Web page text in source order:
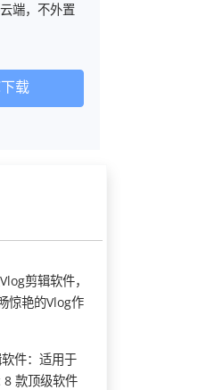
端，不外置
载
剪辑软件，
惊艳的Vlog作
件：适用于
款顶级软件